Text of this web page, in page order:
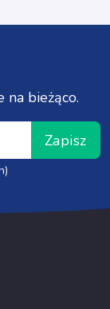
na bieżąco.
Zapisz